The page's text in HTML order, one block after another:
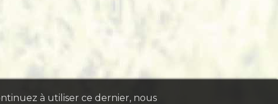
à utiliser ce dernier, nous